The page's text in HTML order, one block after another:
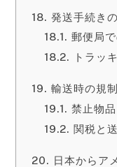
発送手続き
郵便局
トラッ
輸送時の規
禁止物
関税と
日本からア